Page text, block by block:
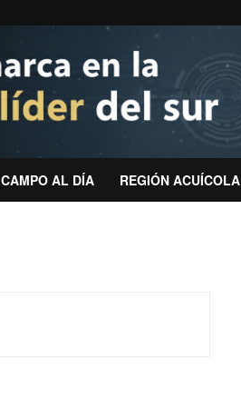
CAMPO AL DÍA REGIÓN ACUÍCOLA